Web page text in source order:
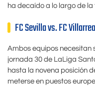
ha decaído a lo largo de
FC Sevilla vs. FC
Ambos equipos necesitan
jornada 30 de LaLiga
hasta la novena posición
meterse en puestos